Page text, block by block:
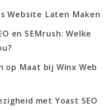
Website Laten Maken
en SEMrush: Welke
op Maat bij Winx Web
met Yoast SEO